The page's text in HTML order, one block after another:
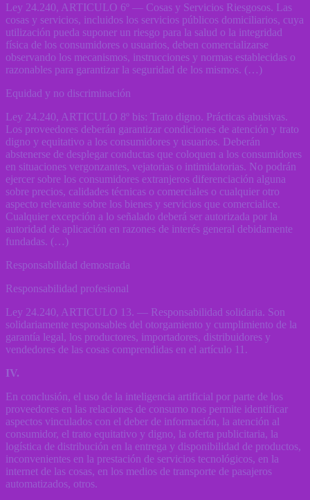
Ley 24.240, ARTICULO 6º — Cosas y Servicios Riesgosos. Las
cosas y servicios, incluidos los servicios públicos domiciliarios, cuya
utilización pueda suponer un riesgo para la salud o la integridad
física de los consumidores o usuarios, deben comercializarse
observando los mecanismos, instrucciones y normas establecidas o
razonables para garantizar la seguridad de los mismos. (…)
Equidad y no discriminación
Ley 24.240, ARTICULO 8º bis: Trato digno. Prácticas abusivas.
Los proveedores deberán garantizar condiciones de atención y trato
digno y equitativo a los consumidores y usuarios. Deberán
abstenerse de desplegar conductas que coloquen a los consumidores
en situaciones vergonzantes, vejatorias o intimidatorias. No podrán
ejercer sobre los consumidores extranjeros diferenciación alguna
sobre precios, calidades técnicas o comerciales o cualquier otro
aspecto relevante sobre los bienes y servicios que comercialice.
Cualquier excepción a lo señalado deberá ser autorizada por la
autoridad de aplicación en razones de interés general debidamente
fundadas. (…)
Responsabilidad demostrada
Responsabilidad profesional
Ley 24.240, ARTICULO 13. — Responsabilidad solidaria. Son
solidariamente responsables del otorgamiento y cumplimiento de la
garantía legal, los productores, importadores, distribuidores y
vendedores de las cosas comprendidas en el artículo 11.
IV.
En conclusión, el uso de la inteligencia artificial por parte de los
proveedores en las relaciones de consumo nos permite identificar
aspectos vinculados con el deber de información, la atención al
consumidor, el trato equitativo y digno, la oferta publicitaria, la
logística de distribución en la entrega y disponibilidad de productos,
inconvenientes en la prestación de servicios tecnológicos, en la
internet de las cosas, en los medios de transporte de pasajeros
automatizados, otros.